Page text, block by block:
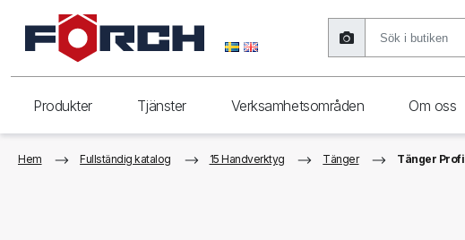
Produkter Tjänster Verksamhetsområden Om oss
Hem Fullständig katalog 15 Handverktyg Tänger Tänger Profi